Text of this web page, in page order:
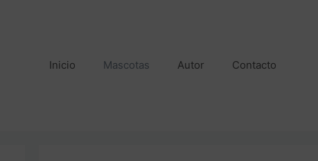
Inicio Mascotas Autor Contacto